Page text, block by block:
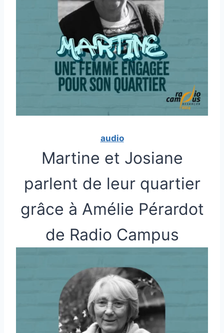
audio
Martine et Josiane
parlent de leur quartier
grâce à Amélie Pérardot
de Radio Campus